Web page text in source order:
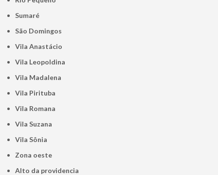
Sumaré
São Domingos
Vila Anastácio
Vila Leopoldina
Vila Madalena
Vila Pirituba
Vila Romana
Vila Suzana
Vila Sônia
Zona oeste
alto da providencia